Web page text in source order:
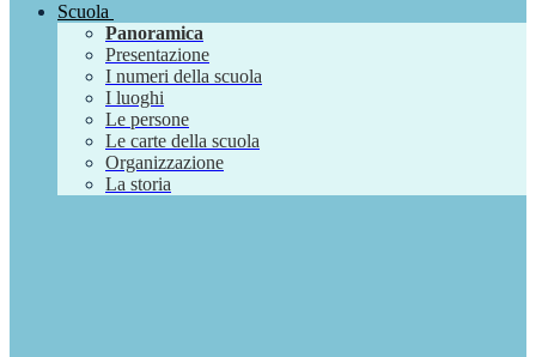
Scuola
Panoramica
Presentazione
I numeri della scuola
I luoghi
Le persone
Le carte della scuola
Organizzazione
La storia